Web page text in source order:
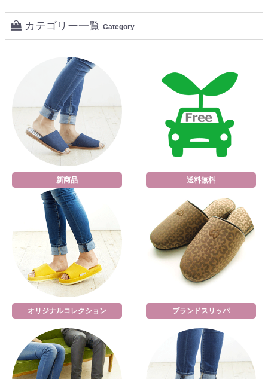
カテゴリー一覧 Category
新商品 送料無料
オリジナルコレクション ブランドスリッパ